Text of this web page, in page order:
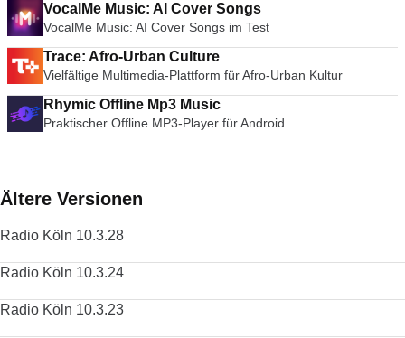
VocalMe Music: AI Cover Songs
VocalMe Music: AI Cover Songs im Test
Trace: Afro-Urban Culture
Vielfältige Multimedia-Plattform für Afro-Urban Kultur
Rhymic Offline Mp3 Music
Praktischer Offline MP3-Player für Android
Ältere Versionen
Radio Köln 10.3.28
Radio Köln 10.3.24
Radio Köln 10.3.23